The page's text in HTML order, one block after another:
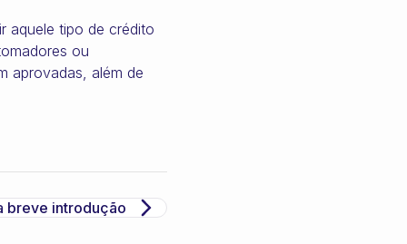
aquele tipo de crédito
ou
aprovadas, além de
breve introdução